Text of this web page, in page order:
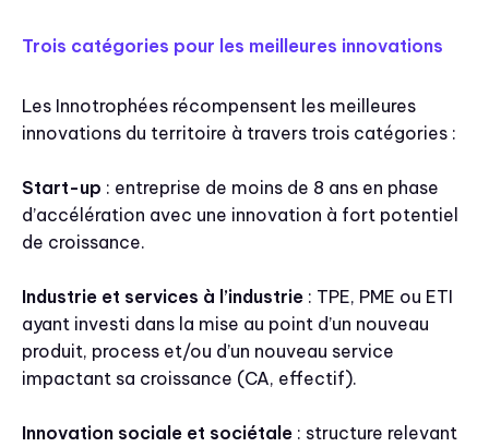
Trois catégories pour les meilleures innovations
Les Innotrophées récompensent les meilleures
innovations du territoire à travers trois catégories :
Start-up : entreprise de moins de 8 ans en phase
d’accélération avec une innovation à fort potentiel
de croissance.
Industrie et services à l’industrie : TPE, PME ou ETI
ayant investi dans la mise au point d’un nouveau
produit, process et/ou d’un nouveau service
impactant sa croissance (CA, effectif).
Innovation sociale et sociétale : structure relevant